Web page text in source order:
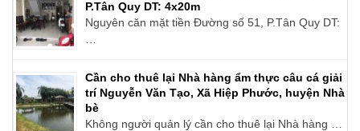
P.Tân Quy DT: 4x20m
Nguyên căn mặt tiền Đường số 51, P.Tân Quy DT:
Cần cho thuê lại Nhà hàng ẩm thực câu cá giải
trí Nguyễn Văn Tạo, Xã Hiệp Phước, huyện Nhà
bè
Không người quản lý cần cho thuê lại Nhà hàng …